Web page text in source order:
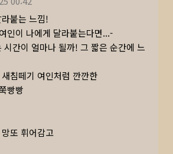
붙는 느낌!
인이 나에게 달라붙는다면...-
시간이 얼마나 될까! 그 짧은 순간에 느
침떼기 여인처럼 깐깐한
빵빵
또 휘어감고